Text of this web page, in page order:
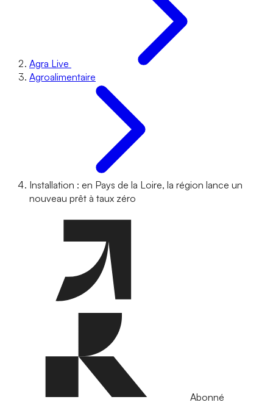
Agra Live
Agroalimentaire
Installation : en Pays de la Loire, la région lance un
nouveau prêt à taux zéro
Abonné